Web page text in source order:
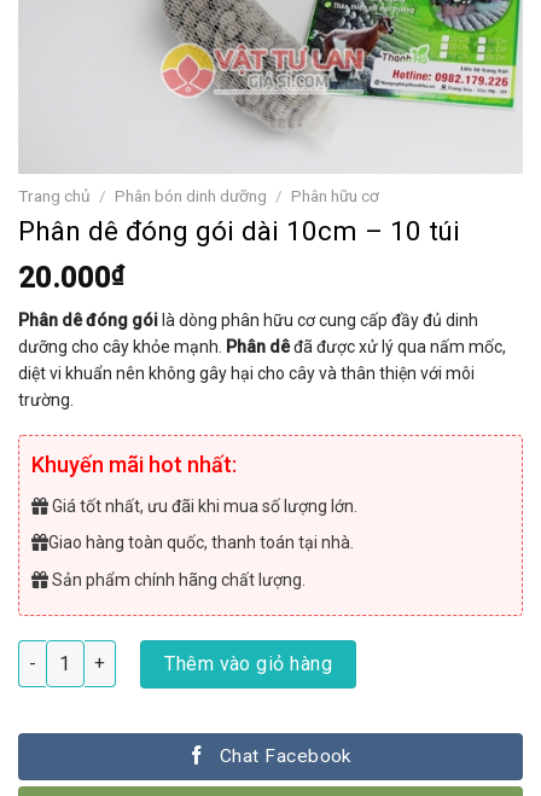
Trang chủ / Phân bón dinh dưỡng / Phân hữu cơ
Phân dê đóng gói dài 10cm – 10 túi
20.000₫
Phân dê đóng gói là dòng phân hữu cơ cung cấp đầy đủ dinh
dưỡng cho cây khỏe mạnh.
Phân dêđã được xử lý qua nấm mốc,
diệt vi khuẩn nên không gây hại cho cây và thân thiện với môi
trường.
Khuyến mãi hot nhất:
Giá tốt nhất, ưu đãi khi mua số lượng lớn.
Giao hàng toàn quốc, thanh toán tại nhà.
Sản phẩm chính hãng chất lượng.
Phân dê đóng gói dài 10cm - 10 túi số lượng
Thêm vào giỏ hàng
Chat Facebook